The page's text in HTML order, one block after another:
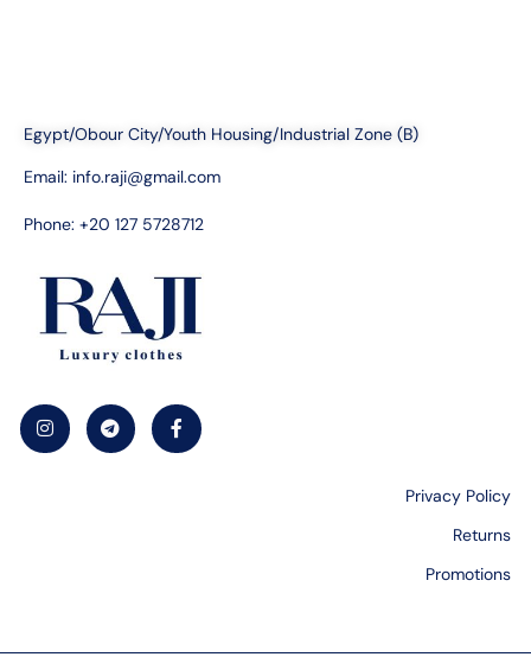
Egypt/Obour City/Youth Housing/Industrial Zone (B)
Email: info.raji@gmail.com
Phone: +20 127 5728712
Privacy Policy
Returns
Promotions